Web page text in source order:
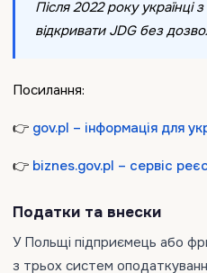
Після 2022 року українці
відкривати JDG без
Посилання:
👉 gov.pl – інформація для
👉 biznes.gov.pl – сервіс
Податки та внески
У Польщі підприємець або
з трьох систем